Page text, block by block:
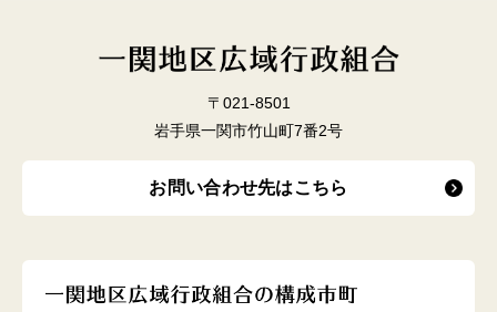
〒021-8501
岩手県一関市竹山町7番2号
お問い合わせ先はこちら